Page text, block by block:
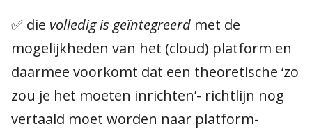
✅ die volledig is geïntegreerd met de
mogelijkheden van het (cloud) platform en
daarmee voorkomt dat een theoretische ‘zo
zou je het moeten inrichten’- richtlijn nog
vertaald moet worden naar platform-